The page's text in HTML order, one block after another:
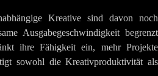
Kreative sind davon noch
Ausgabegeschwindigkeit begrenzt
ihre Fähigkeit ein, mehr Projekte
sowohl die Kreativproduktivität als